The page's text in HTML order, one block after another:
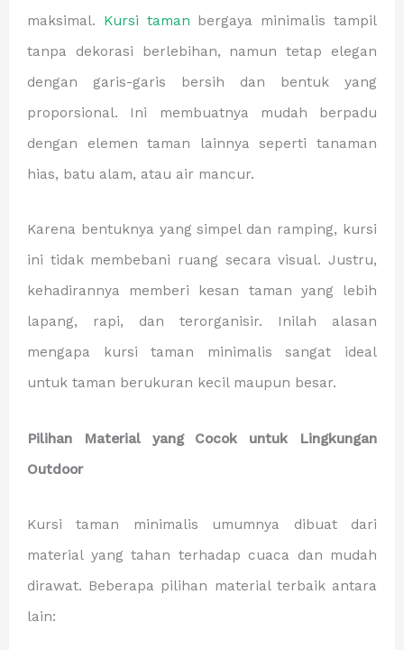
maksimal. Kursi taman bergaya minimalis tampil
tanpa dekorasi berlebihan, namun tetap elegan
dengan garis-garis bersih dan bentuk yang
proporsional. Ini membuatnya mudah berpadu
dengan elemen taman lainnya seperti tanaman
hias, batu alam, atau air mancur.
Karena bentuknya yang simpel dan ramping, kursi
ini tidak membebani ruang secara visual. Justru,
kehadirannya memberi kesan taman yang lebih
lapang, rapi, dan terorganisir. Inilah alasan
mengapa kursi taman minimalis sangat ideal
untuk taman berukuran kecil maupun besar.
Pilihan Material yang Cocok untuk Lingkungan
Outdoor
Kursi taman minimalis umumnya dibuat dari
material yang tahan terhadap cuaca dan mudah
dirawat. Beberapa pilihan material terbaik antara
lain: